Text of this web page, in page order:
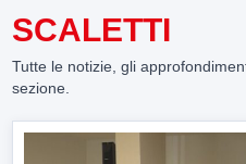
SCALETTI
Tutte le notizie, gli
sezione.